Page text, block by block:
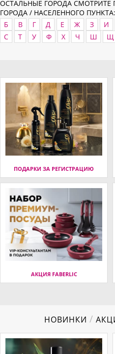
ОСТАЛЬНЫЕ ГОРОДА СМОТРИТЕ
ГОРОДА / НАСЕЛЕННОГО ПУНКТА:
Б
В Г Д Е Ж З И
С
Т У Ф Х Ч Ш Щ
ПОДАРКИ ЗА РЕГИСТРАЦИЮ
АКЦИЯ FABERLIC
НОВИНКИ /